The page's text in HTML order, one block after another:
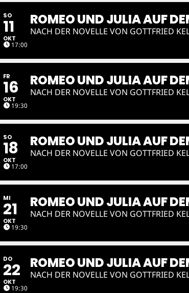
SO
11
OKT
17:00
ROMEO UND JULIA AUF
NACH DER NOVELLE VON GOTTFRIED
FR
16
OKT
19:30
ROMEO UND JULIA AUF
NACH DER NOVELLE VON GOTTFRIED
SO
18
OKT
17:00
ROMEO UND JULIA AUF
NACH DER NOVELLE VON GOTTFRIED
MI
21
OKT
19:30
ROMEO UND JULIA AUF
NACH DER NOVELLE VON GOTTFRIED
DO
22
OKT
19:30
ROMEO UND JULIA AUF
NACH DER NOVELLE VON GOTTFRIED